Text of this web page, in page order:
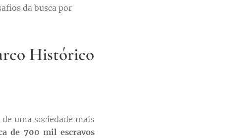
da busca por
Histórico
uma sociedade mais
de 700 mil escravos